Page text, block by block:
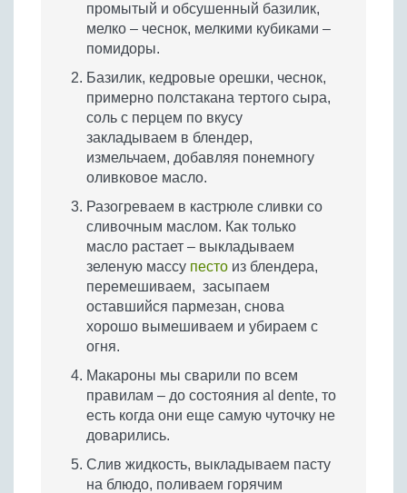
промытый и обсушенный базилик,
мелко – чеснок, мелкими кубиками –
помидоры.
Базилик, кедровые орешки, чеснок,
примерно полстакана тертого сыра,
соль с перцем по вкусу
закладываем в блендер,
измельчаем, добавляя понемногу
оливковое масло.
Разогреваем в кастрюле сливки со
сливочным маслом. Как только
масло растает – выкладываем
зеленую массу песто из блендера,
перемешиваем, засыпаем
оставшийся пармезан, снова
хорошо вымешиваем и убираем с
огня.
Макароны мы сварили по всем
правилам – до состояния al dente, то
есть когда они еще самую чуточку не
доварились.
Слив жидкость, выкладываем пасту
на блюдо, поливаем горячим